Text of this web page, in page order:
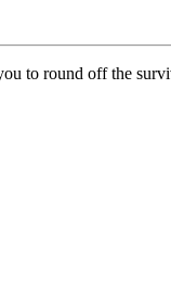
to round off the